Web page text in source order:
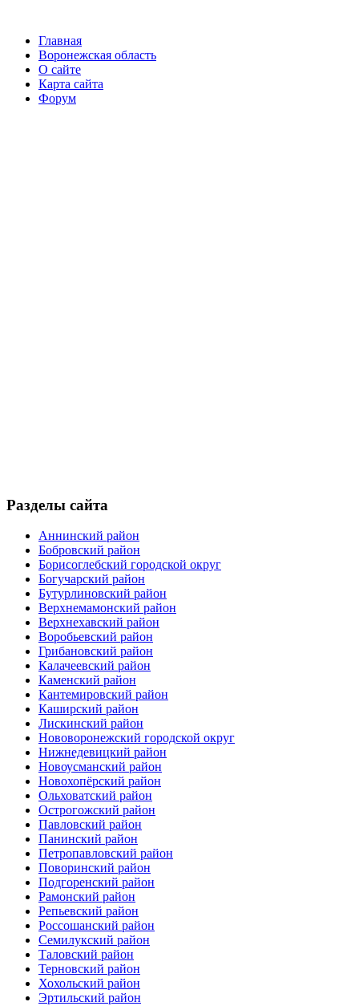
Главная
Воронежская область
О сайте
Карта сайта
Форум
Разделы сайта
Аннинский район
Бобровский район
Борисоглебский городской округ
Богучарский район
Бутурлиновский район
Верхнемамонский район
Верхнехавский район
Воробьевский район
Грибановский район
Калачеевский район
Каменский район
Кантемировский район
Каширский район
Лискинский район
Нововоронежский городской округ
Нижнедевицкий район
Новоусманский район
Новохопёрский район
Ольховатский район
Острогожский район
Павловский район
Панинский район
Петропавловский район
Поворинский район
Подгоренский район
Рамонский район
Репьевский район
Россошанский район
Семилукский район
Таловский район
Терновский район
Хохольский район
Эртильский район